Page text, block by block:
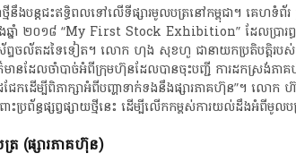
ទ្យា​ថ្មី​នឹង​បន្ត​ជះ​ឥទ្ធិពល​ទៅ​លើ​ទីផ្សារ​មូល​ប​ត្រ​នៅ​កម្ពុជា​។​ គ
ាំ​ ២០១៨​ “My​ First​ Stock​ Exhibition”​ ដែល​ប្រារព្ធ​ធ្
ទ​ចល័ត​ដទៃ​ទៀត​។​ លោក​ ហុង​ សុខ​ហួ​ ជានា​យក​ប្រតិបត្តិ​របស់​ផ្ស
មាន​ដែល​ចាំបាច់​អំពី​ក្រុមហ៊ុន​ដែល​បាន​ចុះបញ្ជី​ ការ​ដកស្រង់​
ែក​ដើម្បី​ពិភាក្សា​អំពី​បញ្ហា​ទាក់ទង​នឹង​ផ្សារភាគហ៊ុន​”​។​ លោក​
ពោះ​ប្រព័ន្ធ​ផ្សព្វផ្សាយ​ថ្មី​នេះ​ ដើម្បី​លើកកម្ពស់​ការ​យល់​ដឹង​អំ
រ (ផ្សារភាគហ៊ុន)​